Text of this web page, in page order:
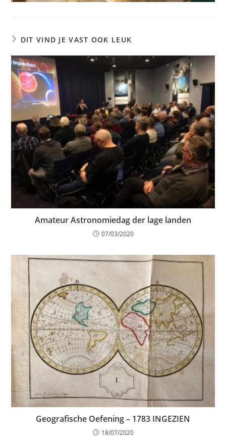
DIT VIND JE VAST OOK LEUK
Amateur Astronomiedag der lage landen
07/03/2020
Geografische Oefening – 1783 INGEZIEN
18/07/2020